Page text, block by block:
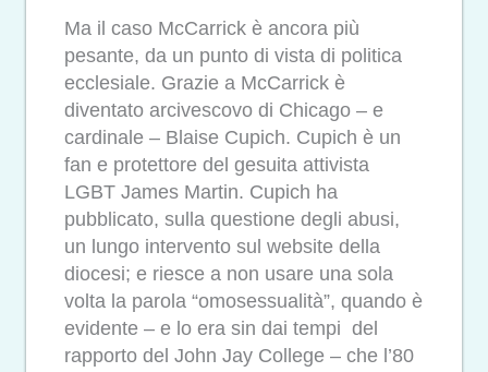
Ma il caso McCarrick è ancora più
pesante, da un punto di vista di politica
ecclesiale. Grazie a McCarrick è
diventato arcivescovo di Chicago – e
cardinale – Blaise Cupich. Cupich è un
fan e protettore del gesuita attivista
LGBT James Martin. Cupich ha
pubblicato, sulla questione degli abusi,
un lungo intervento sul website della
diocesi; e riesce a non usare una sola
volta la parola “omosessualità”, quando è
evidente – e lo era sin dai tempi del
rapporto del John Jay College – che l’80